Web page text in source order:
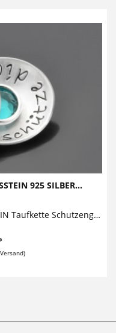
925 SILBER...
GOTT SCHÜTZE DICH GEBURTSSTEIN Taufkette Schutzengel mit Namensgravur Diese entzückende Taufkette mit Gravur ist ein außergewöhnliches...